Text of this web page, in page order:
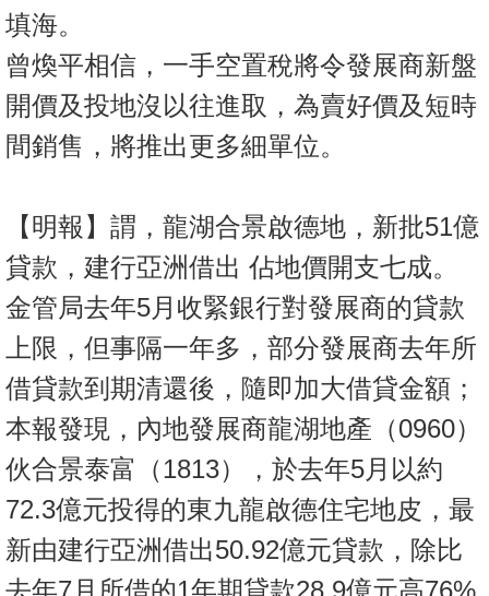
填海。
曾煥平相信，一手空置稅將令發展商新盤
開價及投地沒以往進取，為賣好價及短時
間銷售，將推出更多細單位。
【明報】謂，龍湖合景啟德地，新批51億
貸款，建行亞洲借出 佔地價開支七成。
金管局去年5月收緊銀行對發展商的貸款
上限，但事隔一年多，部分發展商去年所
借貸款到期清還後，隨即加大借貸金額；
本報發現，內地發展商龍湖地產（0960）
伙合景泰富（1813），於去年5月以約
72.3億元投得的東九龍啟德住宅地皮，最
新由建行亞洲借出50.92億元貸款，除比
去年7月所借的1年期貸款28.9億元高76%